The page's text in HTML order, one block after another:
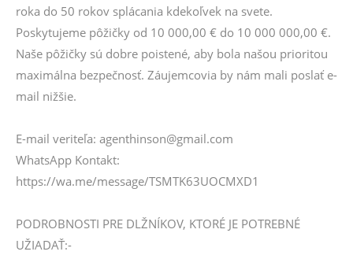
roka do 50 rokov splácania kdekoľvek na svete.
Poskytujeme pôžičky od 10 000,00 € do 10 000 000,00 €.
Naše pôžičky sú dobre poistené, aby bola našou prioritou
maximálna bezpečnosť. Záujemcovia by nám mali poslať e-
mail nižšie.
E-mail veriteľa: agenthinson@gmail.com
WhatsApp Kontakt:
https://wa.me/message/TSMTK63UOCMXD1
PODROBNOSTI PRE DLŽNÍKOV, KTORÉ JE POTREBNÉ
UŽIADAŤ:-